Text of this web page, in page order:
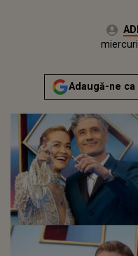
Autor:
miercuri, 10 august 2022
Adaugă-ne